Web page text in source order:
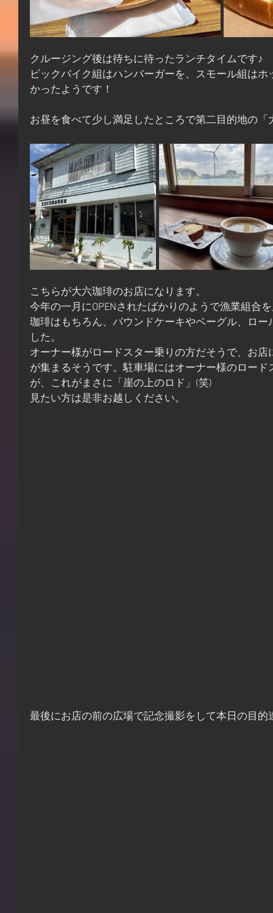
クルージング後は待ちに待ったランチタイムです♪
ビックバイク組はハンバーガーを、スモール組は
かったようです！
お昼を食べて少し満足したところで第二目的地の
こちらが大六珈琲のお店になります。
今年の一月にOPENされたばかりのようで漁業組合
珈琲はもちろん、パウンドケーキやベーグル、ロ
した。
オーナー様がロードスター乗りの方だそうで、お
が集まるそうです。駐車場にはオーナー様のロー
が、これがまさに「崖の上のロド」(笑)
見たい方は是非お越しください。
最後にお店の前の広場で記念撮影をして本日の目的